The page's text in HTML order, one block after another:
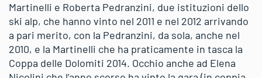
Martinelli e Roberta Pedranzini, due istituzioni dello
ski alp, che hanno vinto nel 2011 e nel 2012 arrivando
a pari merito, con la Pedranzini, da sola, anche nel
2010, e la Martinelli che ha praticamente in tasca la
Coppa delle Dolomiti 2014. Occhio anche ad Elena